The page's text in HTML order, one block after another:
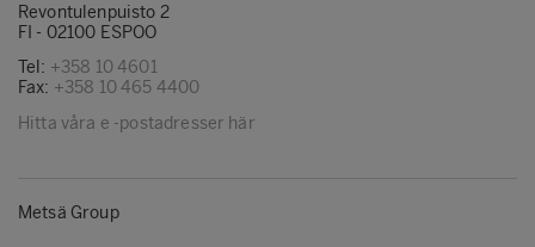
Revontulenpuisto 2
FI - 02100 ESPOO
Tel: +358 10 4601
Fax: +358 10 465 4400
Hitta våra e -postadresser här
Metsä Group